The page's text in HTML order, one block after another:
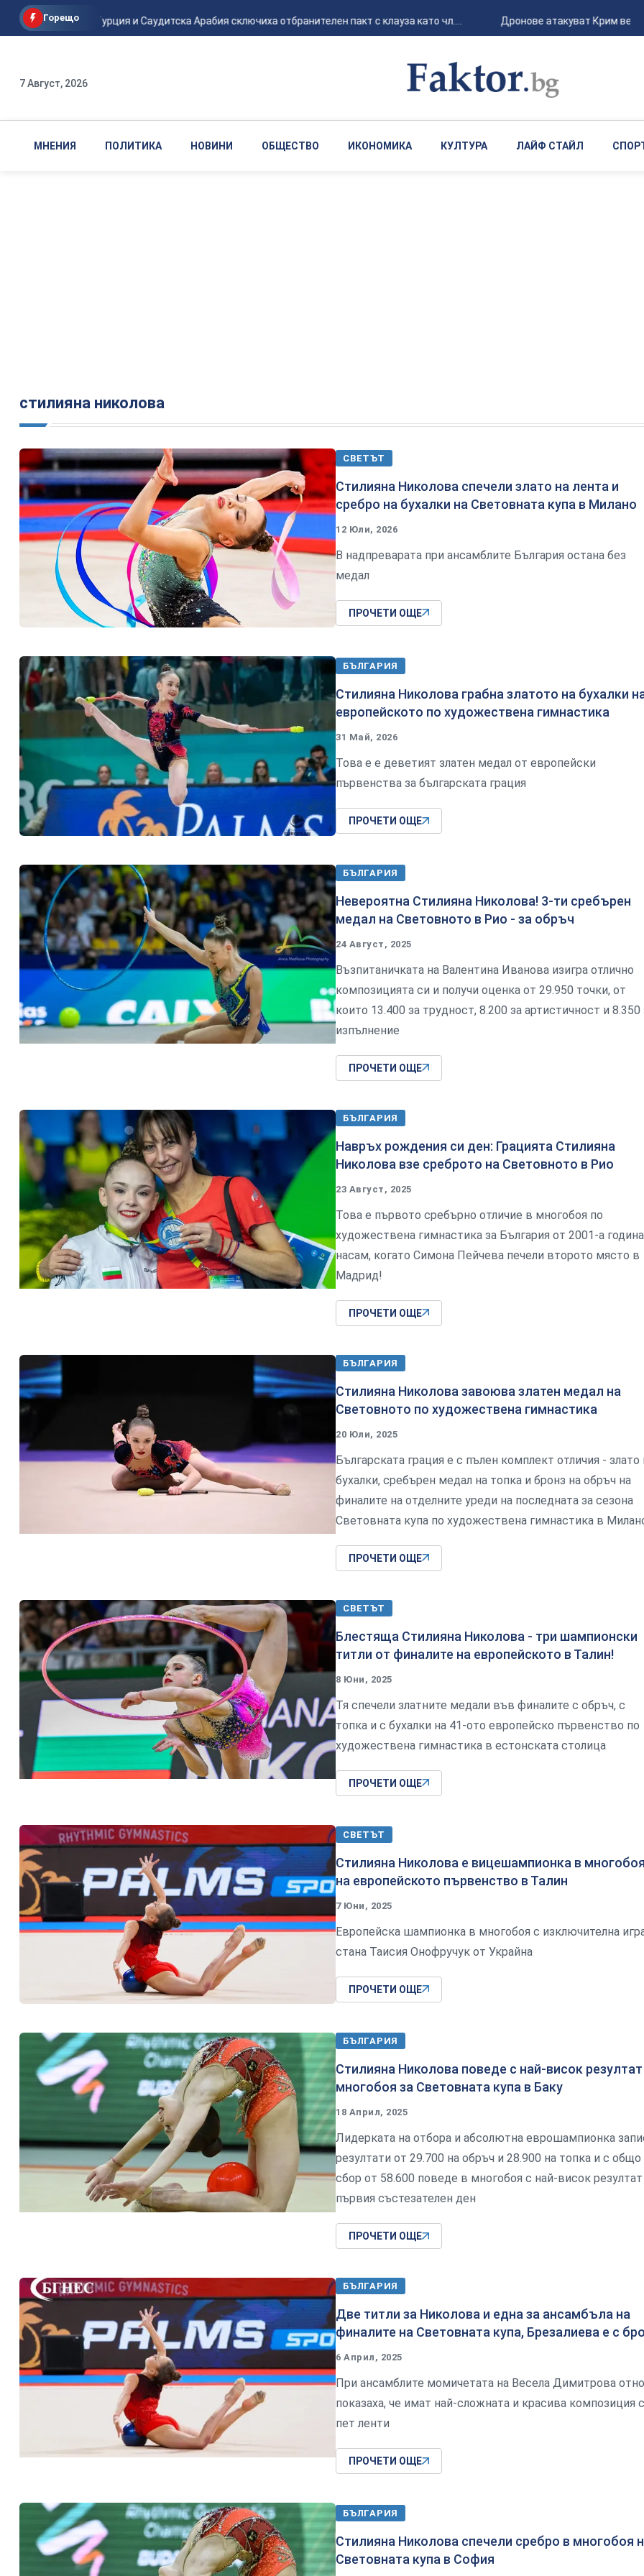
Горещо
Пакистан, Турция и Саудитска Арабия сключиха отбранителен пакт с клауза като чл.... Дронове атакуват Крим вече
7 Август, 2026
МНЕНИЯ ПОЛИТИКА НОВИНИ ОБЩЕСТВО ИКОНОМИКА КУЛТУРА ЛАЙФ СТАЙЛ
стилияна николова
СВЕТЪТ
Стилияна Николова спечели злато на лента и
сребро на бухалки на Световната купа в Милано
12 Юли, 2026
В надпреварата при ансамблите България остана без
медал
ПРОЧЕТИ ОЩЕ
БЪЛГАРИЯ
Стилияна Николова грабна златото на бухалки
европейското по художествена гимнастика
31 Май, 2026
Това е е деветият златен медал от европейски
първенства за българската грация
ПРОЧЕТИ ОЩЕ
БЪЛГАРИЯ
Невероятна Стилияна Николова! 3-ти сребърен
медал на Световното в Рио - за обръч
24 Август, 2025
Възпитаничката на Валентина Иванова изигра отлично
композицията си и получи оценка от 29.950 точки, от
които 13.400 за трудност, 8.200 за артистичност и 8.350
изпълнение
ПРОЧЕТИ ОЩЕ
БЪЛГАРИЯ
Навръх рождения си ден: Грацията Стилияна
Николова взе среброто на Световното в Рио
23 Август, 2025
Това е първото сребърно отличие в многобоя по
художествена гимнастика за България от 2001-а година
насам, когато Симона Пейчева печели второто място в
Мадрид!
ПРОЧЕТИ ОЩЕ
БЪЛГАРИЯ
Стилияна Николова завоюва златен медал на
Световното по художествена гимнастика
20 Юли, 2025
Българската грация е с пълен комплект отличия - злато
бухалки, сребърен медал на топка и бронз на обръч на
финалите на отделните уреди на последната за сезона
Световната купа по художествена гимнастика в
ПРОЧЕТИ ОЩЕ
СВЕТЪТ
Блестяща Стилияна Николова - три шампионски
титли от финалите на европейското в Талин!
8 Юни, 2025
Тя спечели златните медали във финалите с обръч, с
топка и с бухалки на 41-ото европейско първенство по
художествена гимнастика в естонската столица
ПРОЧЕТИ ОЩЕ
СВЕТЪТ
Стилияна Николова е вицешампионка в
на европейското първенство в Талин
7 Юни, 2025
Европейска шампионка в многобоя с изключителна
стана Таисия Онофручук от Украйна
ПРОЧЕТИ ОЩЕ
БЪЛГАРИЯ
Стилияна Николова поведе с най-висок
многобоя за Световната купа в Баку
18 Април, 2025
Лидерката на отбора и абсолютна еврошампионка
резултати от 29.700 на обръч и 28.900 на топка и с общо
сбор от 58.600 поведе в многобоя с най-висок
първия състезателен ден
ПРОЧЕТИ ОЩЕ
БЪЛГАРИЯ
Две титли за Николова и една за ансамбъла на
финалите на Световната купа, Брезалиева е с
6 Април, 2025
При ансамблите момичетата на Весела Димитрова
показаха, че имат най-сложната и красива композиция с
пет ленти
ПРОЧЕТИ ОЩЕ
БЪЛГАРИЯ
Стилияна Николова спечели сребро в многобоя
Световната купа в София